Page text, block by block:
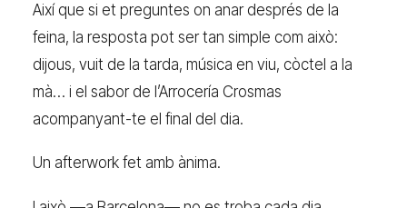
Així que si et preguntes on anar després de la
feina, la resposta pot ser tan simple com això:
dijous, vuit de la tarda, música en viu, còctel a la
mà… i el sabor de l’Arrocería Crosmas
acompanyant-te el final del dia.
Un afterwork fet amb ànima.